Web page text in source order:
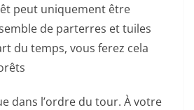
peut uniquement être
de parterres et tuiles
du temps, vous ferez cela
dans l’ordre du tour. À votre